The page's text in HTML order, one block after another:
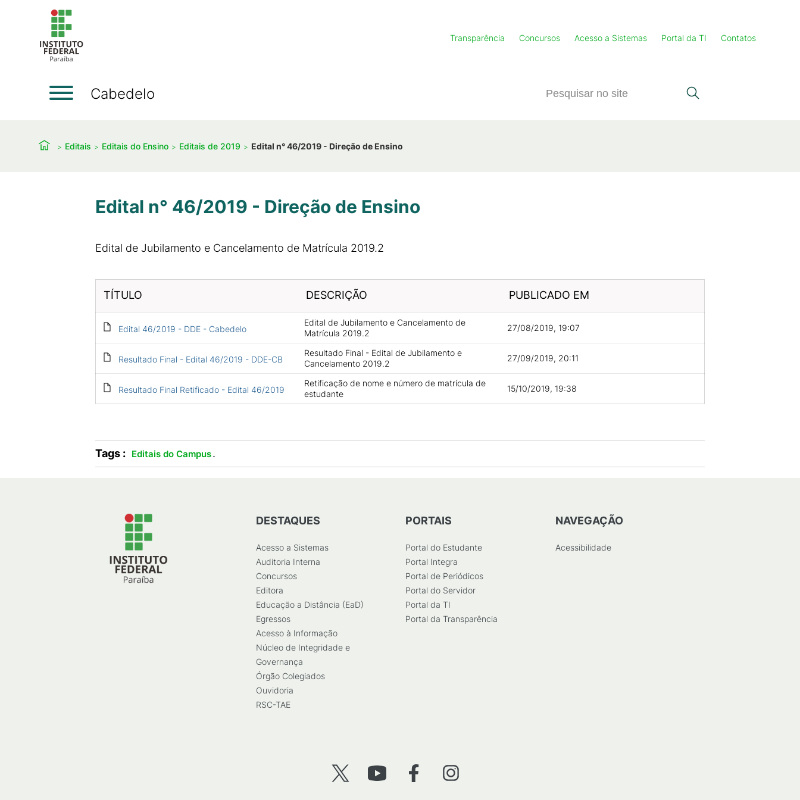
Transparência Concursos Acesso a Sistemas Portal da TI Contatos
Cabedelo
Editais Editais do Ensino Editais de 2019 Edital n° 46/2019 - Direção de Ensino
Edital n° 46/2019 - Direção de Ensino
Edital de Jubilamento e Cancelamento de Matrícula 2019.2
TÍTULO DESCRIÇÃO PUBLICADO EM
Edital 46/2019 - DDE - Cabedelo
Edital de Jubilamento e Cancelamento de
Matrícula 2019.2
27/08/2019, 19:07
Resultado Final - Edital 46/2019 - DDE-CB
Resultado Final - Edital de Jubilamento e
Cancelamento 2019.2
27/09/2019, 20:11
Resultado Final Retificado - Edital 46/2019
Retificação de nome e número de matrícula de
estudante
15/10/2019, 19:38
Tags : Editais do Campus.
DESTAQUES
Acesso a Sistemas
Auditoria Interna
Concursos
Editora
Educação a Distância (EaD)
Egressos
Acesso à Informação
Núcleo de Integridade e
Governança
Órgão Colegiados
Ouvidoria
RSC-TAE
PORTAIS
Portal do Estudante
Portal Integra
Portal de Periódicos
Portal do Servidor
Portal da TI
Portal da Transparência
NAVEGAÇÃO
Acessibilidade